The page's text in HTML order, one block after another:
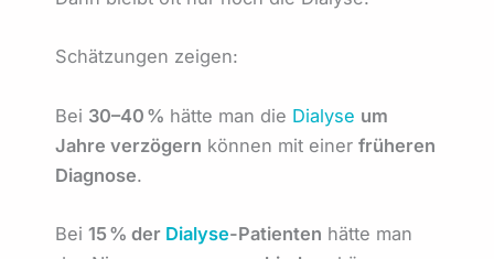
Schätzungen zeigen:
Bei 30–40 % hätte man die Dialyse um
Jahre verzögern können mit einer früheren
Diagnose.
Bei 15 % der Dialyse-Patienten hätte man